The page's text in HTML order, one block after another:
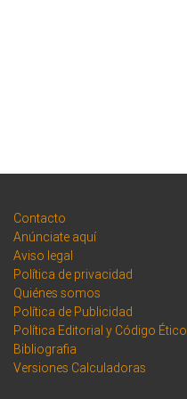
Contacto
Anúnciate aquí
Aviso legal
Política de privacidad
Quiénes somos
Política de Publicidad
Política Editorial y Código Ético
Bibliografia
Versiones Calculadoras